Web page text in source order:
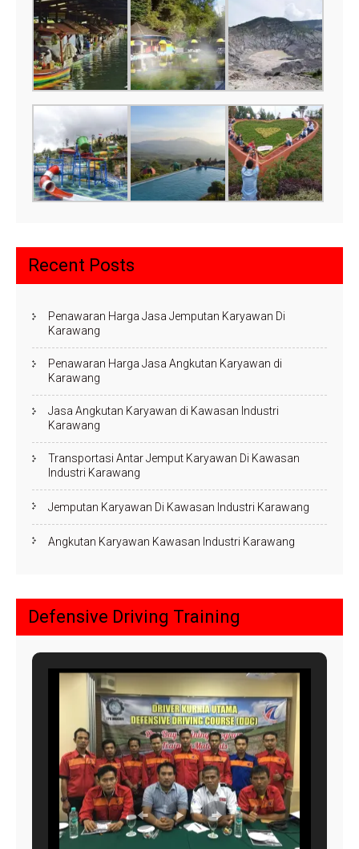
Recent Posts
Penawaran Harga Jasa Jemputan Karyawan Di
Karawang
Penawaran Harga Jasa Angkutan Karyawan di
Karawang
Jasa Angkutan Karyawan di Kawasan Industri
Karawang
Transportasi Antar Jemput Karyawan Di Kawasan
Industri Karawang
Jemputan Karyawan Di Kawasan Industri Karawang
Angkutan Karyawan Kawasan Industri Karawang
Defensive Driving Training